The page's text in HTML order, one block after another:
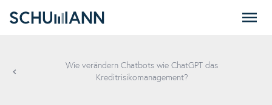
Wie verändern Chatbots wie ChatGPT das
Kreditrisikomanagement?